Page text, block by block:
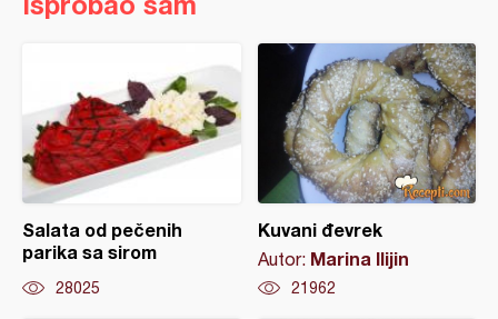
Salata od pečenih
parika sa sirom
28025
Kuvani đevrek
Autor: Marina Ilijin
21962